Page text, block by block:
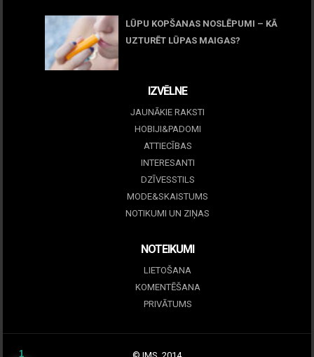
LŪPU KOPŠANAS NOSLĒPUMI – KĀ
UZTURĒT LŪPAS MAIGAS?
IZVĒLNE
JAUNĀKIE RAKSTI
HOBIJI&PADOMI
ATTIECĪBAS
INTERESANTI
DZĪVESSTILS
MODE&SKAISTUMS
NOTIKUMI UN ZIŅAS
NOTEIKUMI
LIETOŠANA
KOMENTĒŠANA
PRIVĀTUMS
1